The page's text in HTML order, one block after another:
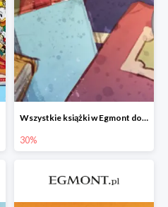
Wszystkie książki w Egmont do -30%
30%